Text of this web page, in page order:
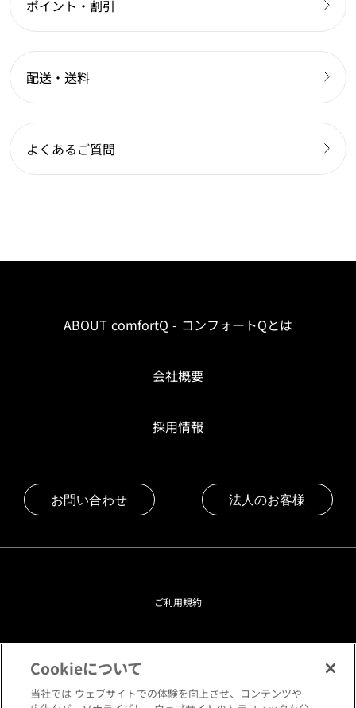
ポイント・割引
配送・送料
よくあるご質問
ABOUT comfortQ - コンフォートQとは
会社概要
採用情報
お問い合わせ 法人のお客様
ご利用規約
プライバシーポリシー
クッキーポリシー
Cookieについて
当社では ウェブサイトでの体験を向上させ、コンテンツや